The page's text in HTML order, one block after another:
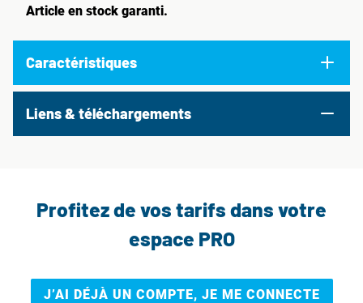
Article en stock garanti.
Caractéristiques
Liens & téléchargements
Profitez de vos tarifs dans votre
espace PRO
J’AI DÉJÀ UN COMPTE, JE ME CONNECTE